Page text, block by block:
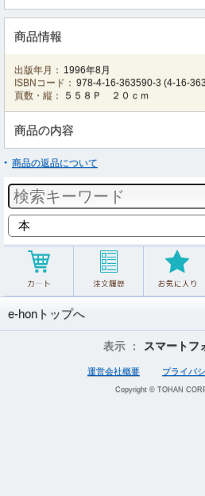
商品情報
出版年月： 1996年8月
ISBNコード： 978-4-16-363590-3 (4-16-
頁数・縦：
５５８Ｐ ２０ｃｍ
商品の内容
商品の返品について
e-honトップへ
表示 ： スマートフ
運営会社概要 プライバ
Copyright © TOHAN